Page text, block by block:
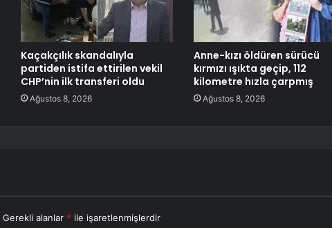
Kaçakçılık skandalıyla
partiden istifa ettirilen vekil
CHP’nin ilk transferi oldu
Ağustos 8, 2026
Anne-kızı öldüren sürücü
kırmızı ışıkta geçip, 112
kilometre hızla çarpmış
Ağustos 8, 2026
Gerekli alanlar * ile işaretlenmişlerdir